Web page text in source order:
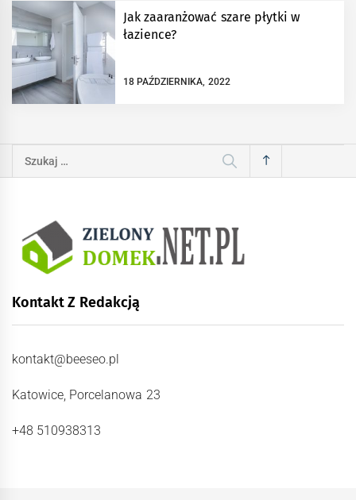
Jak zaaranżować szare płytki w
łazience?
18 PAŹDZIERNIKA, 2022
Szukaj:
Kontakt Z Redakcją
kontakt@beeseo.pl
Katowice, Porcelanowa 23
+48 510938313